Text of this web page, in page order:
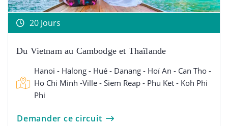
20 Jours
Du Vietnam au Cambodge et Thaïlande
Hanoi - Halong - Hué - Danang - Hoï An - Can Tho -
Ho Chi Minh -Ville - Siem Reap - Phu Ket - Koh Phi
Phi
Demander ce circuit